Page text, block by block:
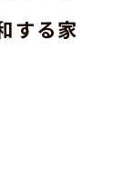
する家